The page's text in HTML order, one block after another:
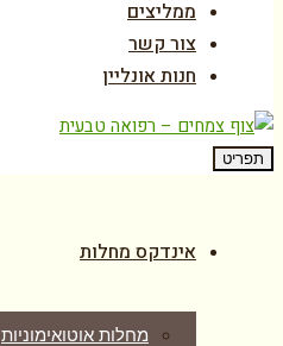
ממליצים
צור קשר
חנות אונליין
תפריט
אינדקס מחלות
מחלות אוטואימוניות